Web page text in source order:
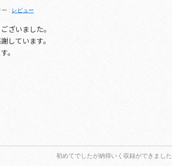
ー : レビュー
ざいました。
しています。
。
初めてでしたが納得いく収録ができました